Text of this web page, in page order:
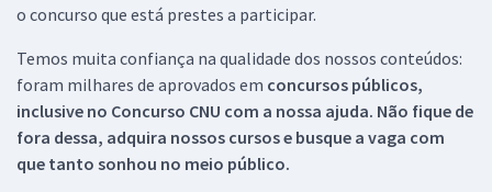
o concurso que está prestes a participar.
Temos muita confiança na qualidade dos nossos conteúdos:
foram milhares de aprovados em concursos públicos,
inclusive no Concurso CNU com a nossa ajuda. Não fique de
fora dessa, adquira nossos cursos e busque a vaga com
que tanto sonhou no meio público.